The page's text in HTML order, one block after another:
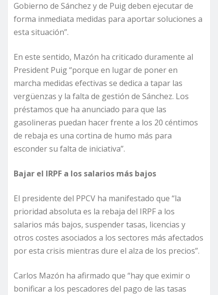
Gobierno de Sánchez y de Puig deben ejecutar de
forma inmediata medidas para aportar soluciones a
esta situación”.
En este sentido, Mazón ha criticado duramente al
President Puig “porque en lugar de poner en
marcha medidas efectivas se dedica a tapar las
vergüenzas y la falta de gestión de Sánchez. Los
préstamos que ha anunciado para que las
gasolineras puedan hacer frente a los 20 céntimos
de rebaja es una cortina de humo más para
esconder su falta de iniciativa”.
Bajar el IRPF a los salarios más bajos
El presidente del PPCV ha manifestado que “la
prioridad absoluta es la rebaja del IRPF a los
salarios más bajos, suspender tasas, licencias y
otros costes asociados a los sectores más afectados
por esta crisis mientras dure el alza de los precios”.
Carlos Mazón ha afirmado que “hay que eximir o
bonificar a los pescadores del pago de las tasas